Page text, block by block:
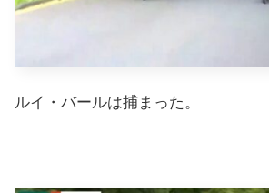
ルイ・バールは捕まった。